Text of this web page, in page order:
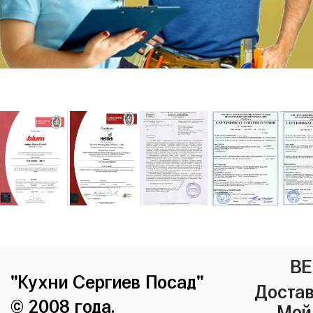
"Кухни Сергиев Посад"
© 2008 года.